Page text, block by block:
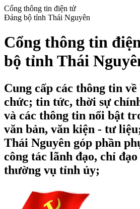
Cổng thông tin điện tử
Đảng bộ tỉnh Thái Nguyên
Cổng thông tin
bộ tỉnh Thái
Cung cấp các thông tin
chức; tin tức, thời sự
và các thông tin nổi bật
văn bản, văn kiện - tư
Thái Nguyên góp phần
công tác lãnh đạo, chỉ
thường vụ tỉnh ủy;